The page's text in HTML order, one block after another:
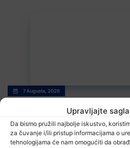
Upravljajte
Da bismo pružili najbolje iskustvo,
za čuvanje i/ili pristup informacijama o
tehnologijama će nam omogućiti da
7 Augusta, 2026
Počinje nova sezona u fudbalskoj